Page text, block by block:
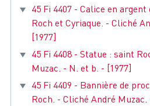
45 Fi 4407 - Calice en
Roch et Cyriaque. - Cliché
[1977]
45 Fi 4408 - Statue : saint
Muzac. - N. et b. - [1977]
45 Fi 4409 - Bannière de
Roch. - Cliché André